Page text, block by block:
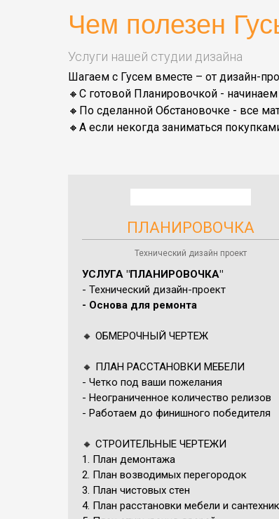
Чем полезен
Услуги нашей студии дизайна
Шагаем с Гусем вместе – от дизайн-
🔸С готовой Планировочкой -
🔸По сделанной Обстановочке - все
🔸А если некогда заниматься
ПЛАНИРОВОЧКА
Технический дизайн проект
УСЛУГА "ПЛАНИРОВОЧКА"
- Технический дизайн-проект
- Основа для ремонта
🔸 ОБМЕРОЧНЫЙ ЧЕРТЕЖ
🔸 ПЛАН РАССТАНОВКИ МЕБЕЛИ
- Четко под ваши пожелания
- Неограниченное количество релизов
- Работаем до финишного победителя
🔸 СТРОИТЕЛЬНЫЕ ЧЕРТЕЖИ
1. План демонтажа
2. План возводимых перегородок
3. План чистовых стен
4. План расстановки мебели и